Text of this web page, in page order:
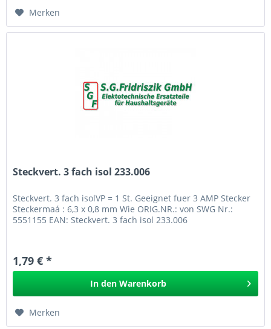
Merken
Steckvert. 3 fach isol 233.006
Steckvert. 3 fach isolVP = 1 St. Geeignet fuer 3 AMP Stecker
Steckermaá : 6,3 x 0,8 mm Wie ORIG.NR.: von SWG Nr.:
5551155 EAN: Steckvert. 3 fach isol 233.006
1,79 € *
In den Warenkorb
Merken